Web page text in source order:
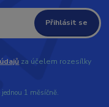
Přihlásit se
za účelem rozesílky
1 měsíčně.